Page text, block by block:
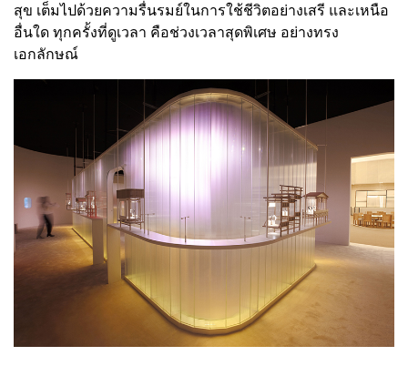
สุข เต็มไปด้วยความรื่นรมย์ในการใช้ชีวิตอย่างเสรี และเหนือ
อื่นใด ทุกครั้งที่ดูเวลา คือช่วงเวลาสุดพิเศษ อย่างทรง
เอกลักษณ์